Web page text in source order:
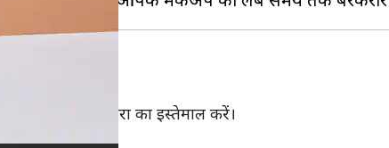
काजल और मस्कारा का इस्तेमाल करें।